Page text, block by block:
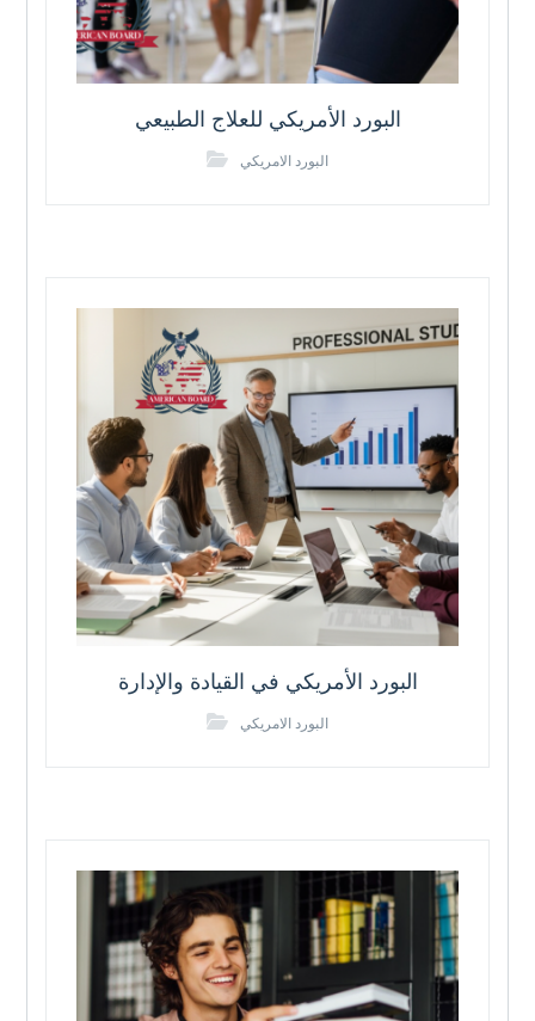
البورد الأمريكي للعلاج الطبيعي
البورد الامريكي
البورد الأمريكي في القيادة والإدارة
البورد الامريكي